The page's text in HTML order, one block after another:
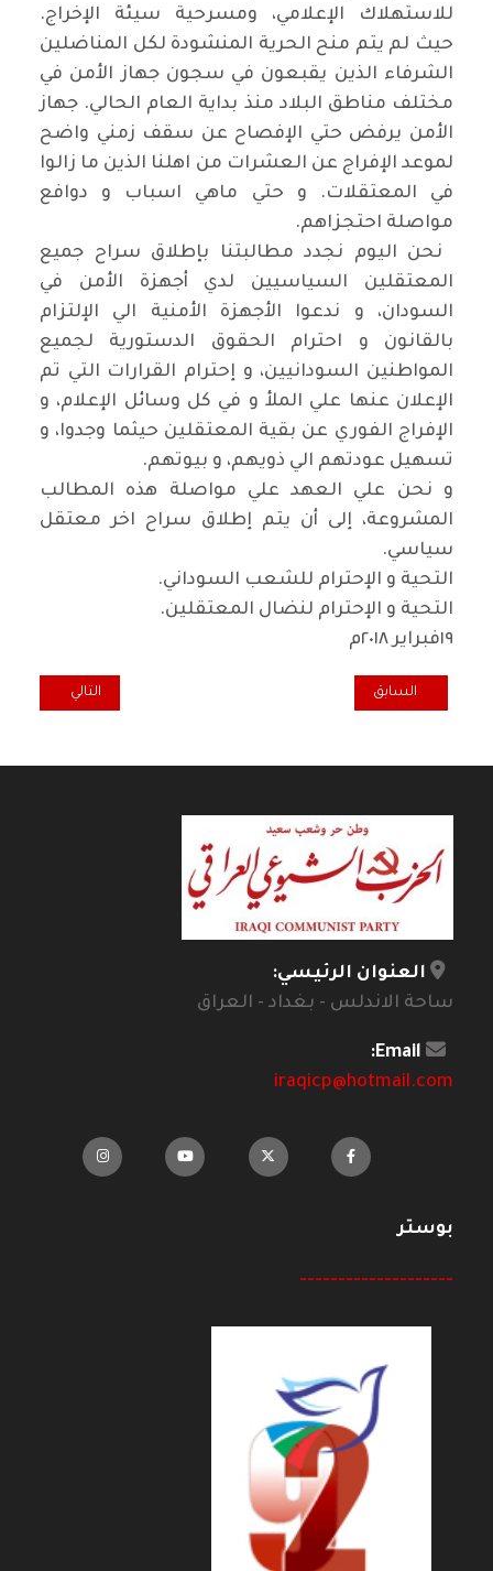
للاستهلاك الإعلامي، ومسرحية سيئة الإخراج.
حيث لم يتم منح الحرية المنشودة لكل المناضلين
الشرفاء الذين يقبعون في سجون جهاز الأمن في
مختلف مناطق البلاد منذ بداية العام الحالي. جهاز
الأمن يرفض حتي الإفصاح عن سقف زمني واضح
لموعد الإفراج عن العشرات من اهلنا الذين ما زالوا
في المعتقلات. و حتي ماهي اسباب و دوافع
مواصلة احتجزاهم.
نحن اليوم نجدد مطالبتنا بإطلاق سراح جميع
المعتقلين السياسيين لدي أجهزة الأمن في
السودان، و ندعوا الأجهزة الأمنية الي الإلتزام
بالقانون و احترام الحقوق الدستورية لجميع
المواطنين السودانيين، و إحترام القرارات التي تم
الإعلان عنها علي الملأ و في كل وسائل الإعلام، و
الإفراج الفوري عن بقية المعتقلين حيثما وجدوا، و
تسهيل عودتهم الي ذويهم، و بيوتهم.
و نحن علي العهد علي مواصلة هذه المطالب
المشروعة، إلى أن يتم إطلاق سراح اخر معتقل
سياسي.
التحية و الإحترام للشعب السوداني.
التحية و الإحترام لنضال المعتقلين.
١٩فبراير ٢٠١٨م
المقال السابق: جاسم الحلفي في حوار مفتوح مع جمهور "بيتنا الثقافي"
السابق المقال التالي:
التالي
العنوان الرئيسي:
ساحة الاندلس - بغداد - العراق
Email:
iraqicp@hotmail.com
بوستر
--------------------